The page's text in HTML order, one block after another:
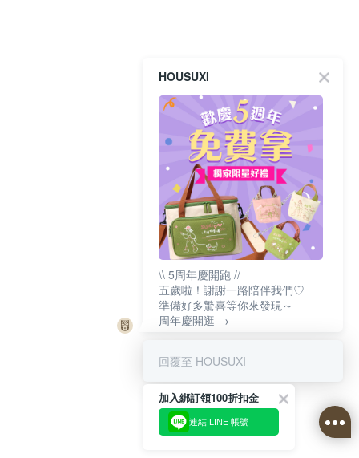
HOUSUXI
\\ 5周年慶開跑 //
五歲啦！謝謝一路陪伴我們♡
準備好多驚喜等你來發現～
周年慶開逛 →
回覆至 HOUSUXI
加入綁訂領100折扣金
連結 LINE 帳號